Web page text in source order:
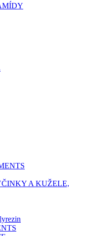
A KUŽELE,